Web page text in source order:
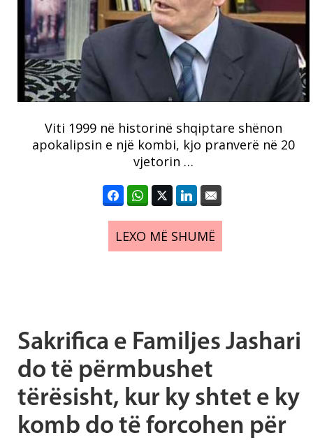
Viti 1999 në historinë shqiptare shënon
apokalipsin e një kombi, kjo pranverë në 20
vjetorin …
LEXO MË SHUMË
Sakrifica e Familjes Jashari
do të përmbushet
tërësisht, kur ky shtet e ky
komb do të forcohen për